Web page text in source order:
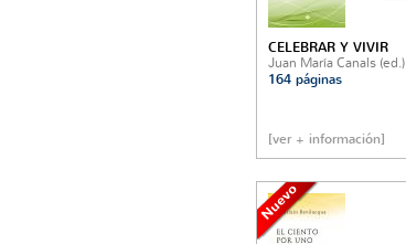
CELEBRAR Y VIVIR
Juan María Canals (ed.)
164 páginas
[ver + información]